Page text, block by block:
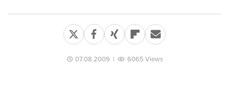
07.08.2009 | 6065 Views